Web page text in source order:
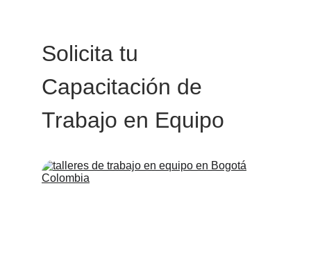
Solicita tu
Capacitación de
Trabajo en Equipo